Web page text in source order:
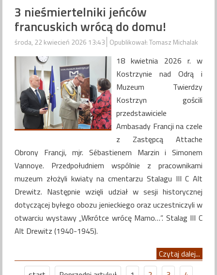
3 nieśmiertelniki jeńców
francuskich wrócą do domu!
środa, 22 kwiecień 2026 13:43 Opublikował: Tomasz Michalak
18 kwietnia 2026 r. w
Kostrzynie nad Odrą i
Muzeum Twierdzy
Kostrzyn gościli
przedstawiciele
Ambasady Francji na czele
z Zastępcą Attache
Obrony Francji, mjr. Sébastienem Marzin i Simonem
Vannoye. Przedpołudniem wspólnie z pracownikami
muzeum złożyli kwiaty na cmentarzu Stalagu III C Alt
Drewitz. Następnie wzięli udział w sesji historycznej
dotyczącej byłego obozu jenieckiego oraz uczestniczyli w
otwarciu wystawy „Wkrótce wrócę Mamo…”. Stalag III C
Alt Drewitz (1940-1945).
Czytaj dalej...